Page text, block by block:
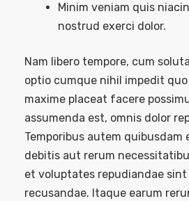
Minim veniam quis
nostrud exerci dolor.
Nam libero tempore, cum
optio cumque nihil impedit
maxime placeat facere
assumenda est, omnis dolor
Temporibus autem quibusdam
debitis aut rerum
et voluptates repudiandae
recusandae. Itaque earum